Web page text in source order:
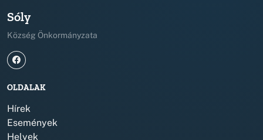
Sóly
Község Önkormányzata
OLDALAK
Hírek
Események
Helyek